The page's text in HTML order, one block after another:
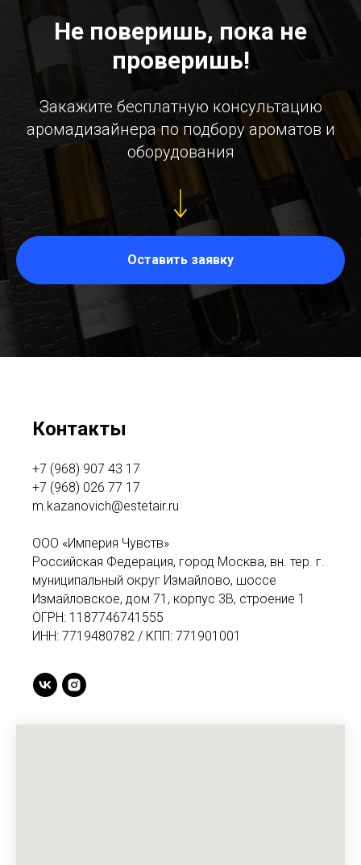
Не поверишь, пока не
проверишь!
Закажите бесплатную консультацию
аромадизайнера по подбору ароматов и
оборудования
Оставить заявку
Контакты
+7 (968) 907 43 17
+7 (968) 026 77 17
m.kazanovich@estetair.ru
ООО «Империя Чувств»
Российская Федерация, город Москва, вн. тер. г.
муниципальный округ Измайлово, шоссе
Измайловское, дом 71, корпус 3В, строение 1
ОГРН: 1187746741555
ИНН: 7719480782 / КПП: 771901001